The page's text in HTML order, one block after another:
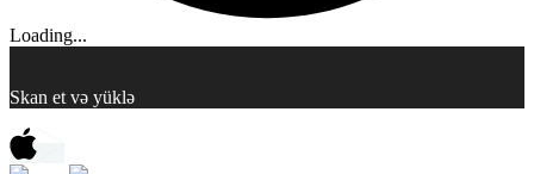
Loading...
Skan et və yüklə